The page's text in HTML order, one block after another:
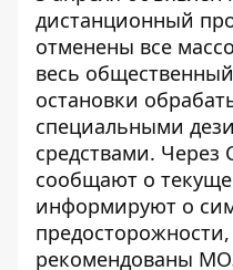
дистанционный
отменены все
весь
остановки
специальными
средствами.
сообщают о
информируют о
рекомендованы